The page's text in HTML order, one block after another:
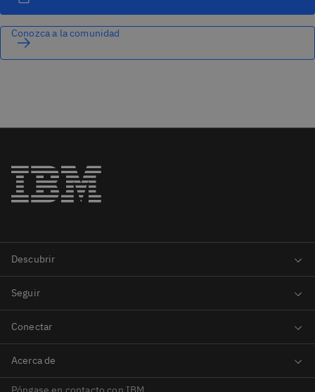
Conozca a la comunidad